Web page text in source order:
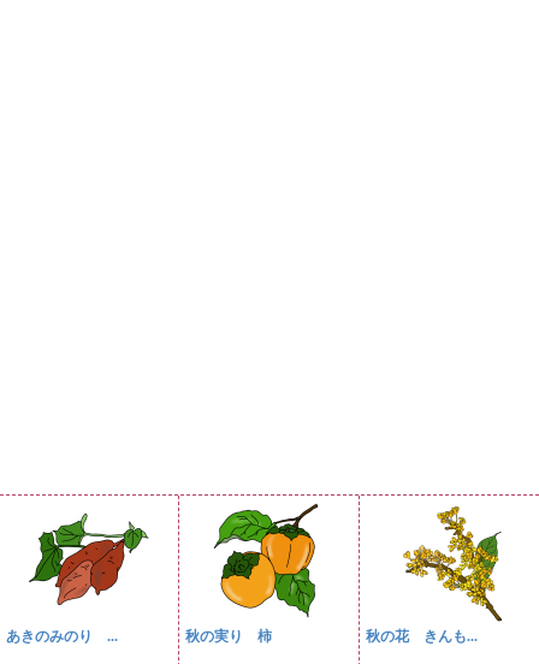
あきのみのり ... 秋の実り 柿 秋の花 きんも...